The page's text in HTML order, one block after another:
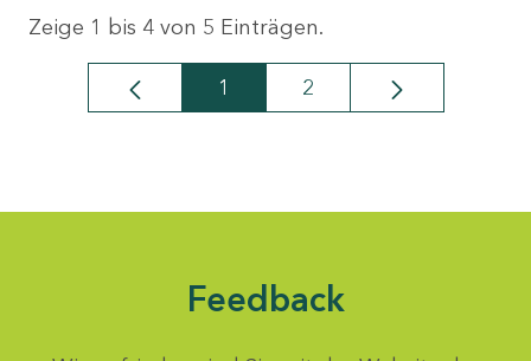
Zeige 1 bis 4 von 5 Einträgen.
Seite
1 Seite
2
Feedback